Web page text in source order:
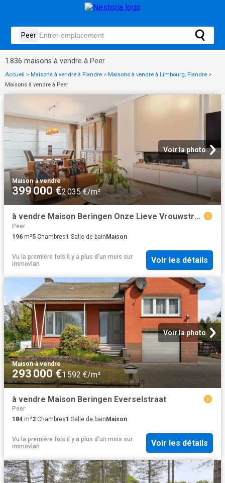
1 836 maisons à vendre à Peer
Accueil > Maisons à vendre à Flandre > Maisons à vendre à Limbourg, Flandre >
Maisons à vendre à Peer
Voir la photo
Maison·à vendre
399 000 €2 035 €/m²
à vendre Maison Beringen Onze Lieve Vrouwstraat
Peer
196 m²5 Chambres1 Salle de bainMaison
Vu la première fois il y a plus d'un mois sur
immovlan
Voir les détails
Voir la photo
Maison·à vendre
293 000 €1 592 €/m²
à vendre Maison Beringen Everselstraat
Peer
184 m²3 Chambres1 Salle de bain Maison
Vu la première fois il y a plus d'un mois sur
immovlan
Voir les détails